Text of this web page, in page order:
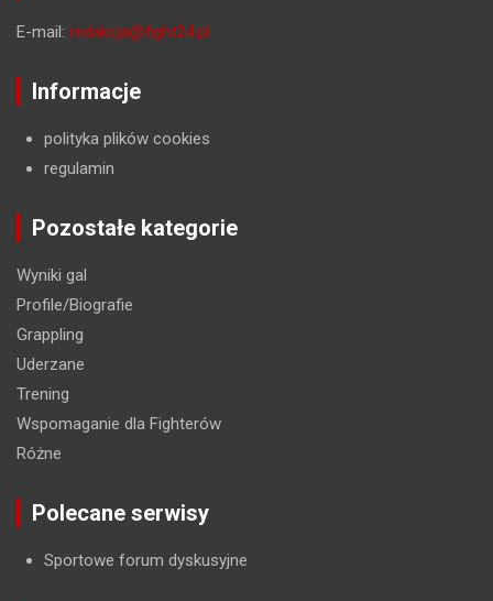
E-mail: redakcja@fight24.pl
Informacje
polityka plików cookies
regulamin
Pozostałe kategorie
Wyniki gal
Profile/Biografie
Grappling
Uderzane
Trening
Wspomaganie dla Fighterów
Różne
Polecane serwisy
Sportowe forum dyskusyjne